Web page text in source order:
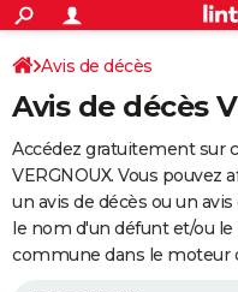
ACTUALITÉS
Politique
Société
Faits Divers
Education
Monde
Villes
+
SPORT
Coupe du monde 2026
Football
Tennis
Cyclisme
Rugby
Forum
Programme TV
TNT
Streaming
Cinéma
Sorties cinéma
Musique
+
FINANCE
Impôts
Immobilier
Risques naturels par ville
Banque
Assurance
Crédit
AUTO
Essais
Réserver un essai
Citadines
Berlines
SUV
Forum auto
+
Avis de décès
Avis de décès
Accédez gratuitement sur
VERGNOUX. Vous
un avis de décès ou un
le nom d'un défunt et/ou
commune dans le moteur